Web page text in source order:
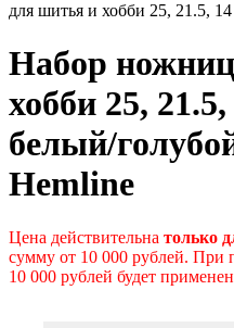
для шитья и хобби 25, 21.5,
Набор
хобби 25,
белый/
Hemline
Цена действительна только
сумму от 10 000 рублей. При
10 000 рублей будет